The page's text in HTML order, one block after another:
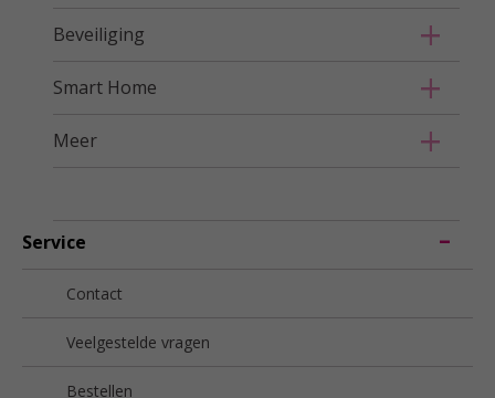
Beveiliging
Smart Home
Meer
Service
Contact
Veelgestelde vragen
Bestellen